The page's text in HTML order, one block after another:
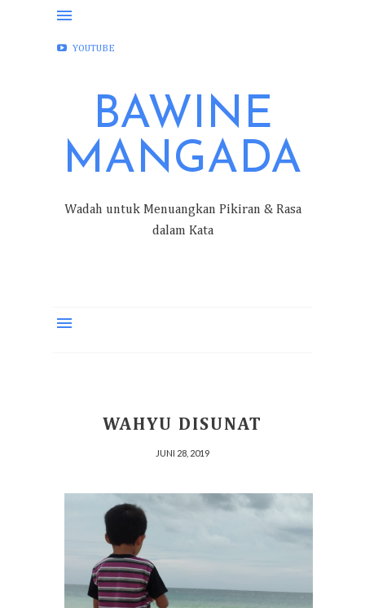
FACEBOOK
YOUTUBE
BAWINE
MANGADA
Wadah untuk Menuangkan Pikiran & Rasa
dalam Kata
WAHYU DISUNAT
JUNI 28, 2019